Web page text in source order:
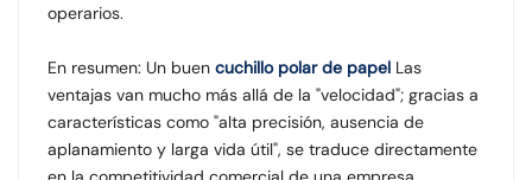
operarios.
En resumen: Un buen cuchillo polar de papel Las
ventajas van mucho más allá de la "velocidad"; gracias a
características como "alta precisión, ausencia de
aplanamiento y larga vida útil", se traduce directamente